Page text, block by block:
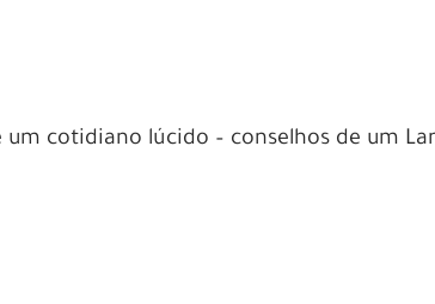
cotidiano lúcido – conselhos de um